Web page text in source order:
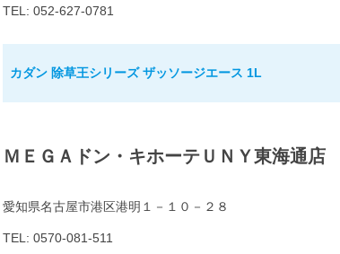
TEL: 052-627-0781
カダン 除草王シリーズ ザッソージエース 1L
ＭＥＧＡドン・キホーテＵＮＹ東海通店
愛知県名古屋市港区港明１－１０－２８
TEL: 0570-081-511